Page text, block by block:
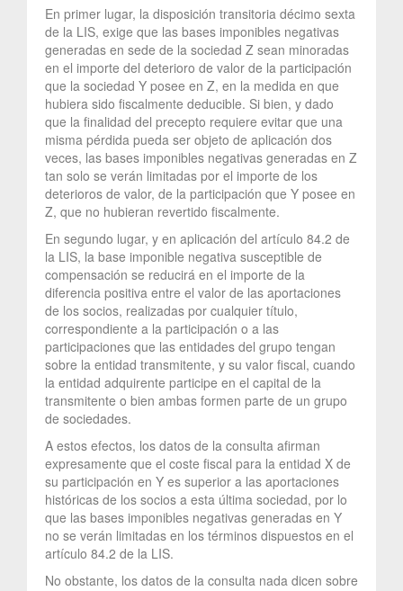
En primer lugar, la disposición transitoria décimo sexta
de la LIS, exige que las bases imponibles negativas
generadas en sede de la sociedad Z sean minoradas
en el importe del deterioro de valor de la participación
que la sociedad Y posee en Z, en la medida en que
hubiera sido fiscalmente deducible. Si bien, y dado
que la finalidad del precepto requiere evitar que una
misma pérdida pueda ser objeto de aplicación dos
veces, las bases imponibles negativas generadas en Z
tan solo se verán limitadas por el importe de los
deterioros de valor, de la participación que Y posee en
Z, que no hubieran revertido fiscalmente.
En segundo lugar, y en aplicación del artículo 84.2 de
la LIS, la base imponible negativa susceptible de
compensación se reducirá en el importe de la
diferencia positiva entre el valor de las aportaciones
de los socios, realizadas por cualquier título,
correspondiente a la participación o a las
participaciones que las entidades del grupo tengan
sobre la entidad transmitente, y su valor fiscal, cuando
la entidad adquirente participe en el capital de la
transmitente o bien ambas formen parte de un grupo
de sociedades.
A estos efectos, los datos de la consulta afirman
expresamente que el coste fiscal para la entidad X de
su participación en Y es superior a las aportaciones
históricas de los socios a esta última sociedad, por lo
que las bases imponibles negativas generadas en Y
no se verán limitadas en los términos dispuestos en el
artículo 84.2 de la LIS.
No obstante, los datos de la consulta nada dicen sobre